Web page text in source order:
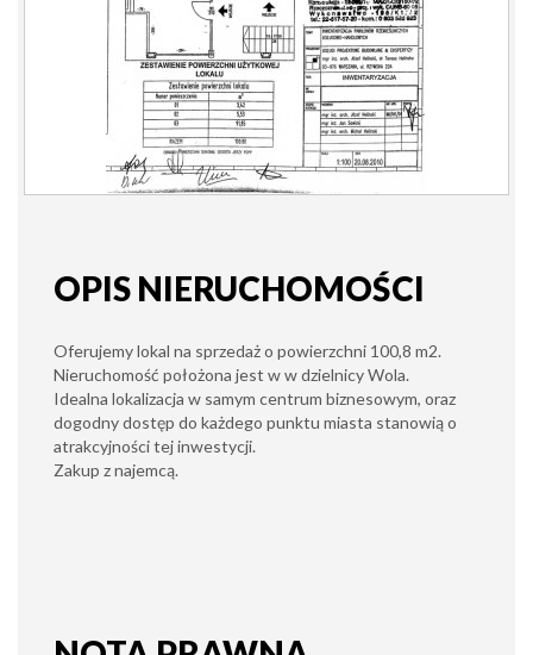
OPIS NIERUCHOMOŚCI
Oferujemy lokal na sprzedaż o powierzchni 100,8 m2.
Nieruchomość położona jest w w dzielnicy Wola.
Idealna lokalizacja w samym centrum biznesowym, oraz
dogodny dostęp do każdego punktu miasta stanowią o
atrakcyjności tej inwestycji.
Zakup z najemcą.